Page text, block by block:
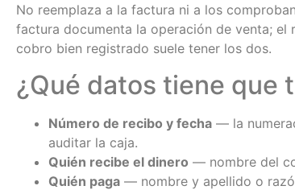
No reemplaza a la factura ni a los
factura documenta la operación de venta;
cobro bien registrado suele tener los dos.
¿Qué datos tiene que
Número de recibo y fecha — la
auditar la caja.
Quién recibe el dinero — nombre del
Quién paga — nombre y apellido o